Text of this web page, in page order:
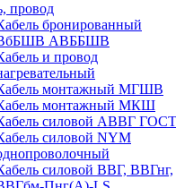
провод
бронированный
АВББШВ
и провод
монтажный МГШВ
монтажный МКШ
силовой АВВГ ГОСТ
силовой NYM
силовой ВВГ, ВВГнг,